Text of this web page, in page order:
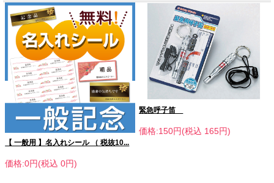
【 一般用 】名入れシール （ 税抜10...
価格:0円(税込 0円)
緊急呼子笛
価格:150円(税込 165円)